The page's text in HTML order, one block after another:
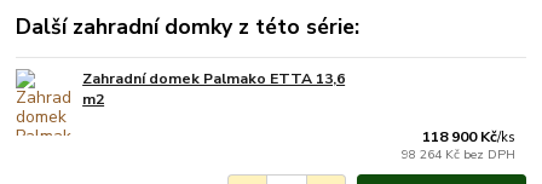
Další zahradní domky z této série:
Zahradní domek Palmako ETTA 13,6
m2
118 900 Kč/ks
98 264 Kč bez DPH